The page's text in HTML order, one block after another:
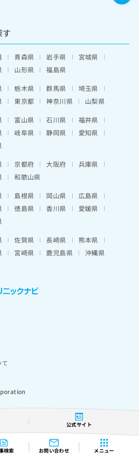
検索 お問い合わせ メニュー
公式サイト
青森県 岩手県
宮城県
山形県
福島県
栃木県 群馬県
埼玉県
東京都 神奈川県
山梨県
富山県 石川県
福井県
岐阜県 静岡県
愛知県
京都府 大阪府
兵庫県
和歌山県
島根県 岡山県
広島県
徳島県 香川県
愛媛県
佐賀県 長崎県
熊本県
宮崎県 鹿児島県 沖縄県